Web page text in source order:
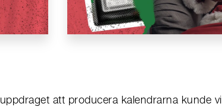
att producera kalendrarna kunde vi